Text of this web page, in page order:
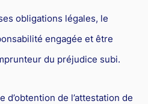
obligations légales, le
engagée et être
du préjudice subi.
d’obtention de l’attestation de